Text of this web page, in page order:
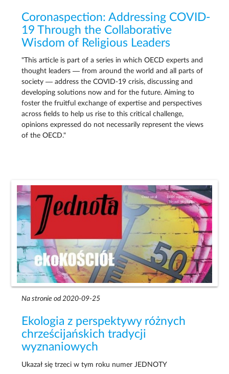
Coronaspection: Addressing COVID-
19 Through the Collaborative
Wisdom of Religious Leaders
"This article is part of a series in which OECD experts and
thought leaders — from around the world and all parts of
society — address the COVID-19 crisis, discussing and
developing solutions now and for the future. Aiming to
foster the fruitful exchange of expertise and perspectives
across fields to help us rise to this critical challenge,
opinions expressed do not necessarily represent the views
of the OECD."
Na stronie od 2020-09-25
Ekologia z perspektywy różnych
chrześcijańskich tradycji
wyznaniowych
Ukazał się trzeci w tym roku numer JEDNOTY